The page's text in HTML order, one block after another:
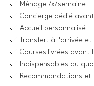
Barbecue
Gaz
Douche extérieure
Canapés
Piscine
Non chauffée · Au sel
Ménage 7x/semaine
Concierge dédié
Accueil personnalisé
Transfert à l'arrivée
Courses livrées avant
Indispensables du
Recommandations et